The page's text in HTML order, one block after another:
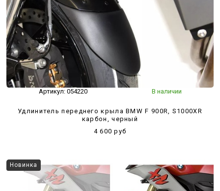
Артикул: 054220 В наличии
Удлинитель переднего крыла BMW F 900R, S1000XR
карбон, черный
4 600 руб
Новинка